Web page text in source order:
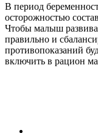
В период
осторожностью
Чтобы малыш
правильно и
противопоказаний
включить в рацион